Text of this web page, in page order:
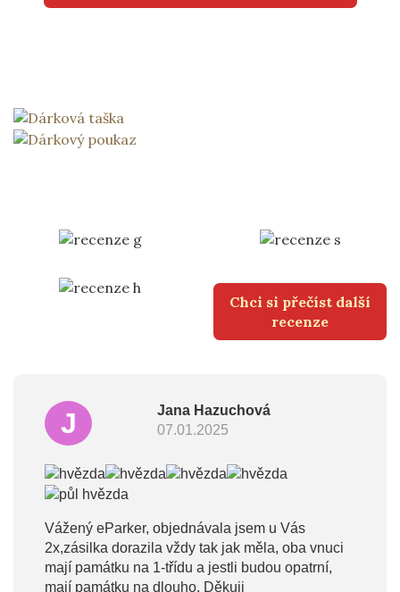
Chci si přečíst další
recenze
J
Jana Hazuchová
07.01.2025
Vážený eParker, objednávala jsem u Vás
2x,zásilka dorazila vždy tak jak měla, oba vnuci
mají památku na 1-třídu a jestli budou opatrní,
mají památku na dlouho. Děkuji